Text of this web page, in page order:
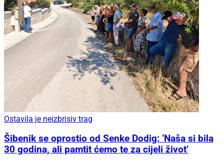
Ostavila je neizbrisiv trag
Šibenik se oprostio od Senke Dodig: ‘Naša si bila
30 godina, ali pamtit ćemo te za cijeli život’